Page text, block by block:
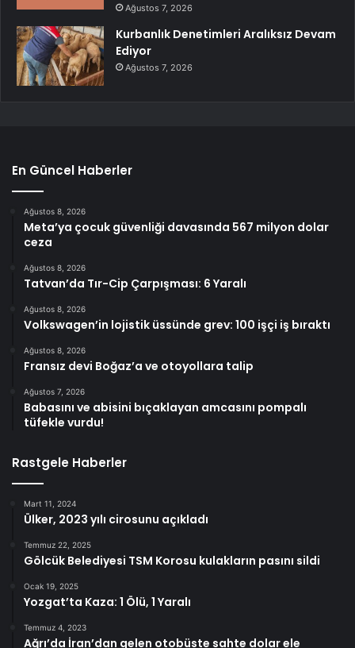
Ağustos 7, 2026
Kurbanlık Denetimleri Aralıksız Devam
Ediyor
Ağustos 7, 2026
En Güncel Haberler
Ağustos 8, 2026
Meta’ya çocuk güvenliği davasında 567 milyon dolar
ceza
Ağustos 8, 2026
Tatvan’da Tır-Cip Çarpışması: 6 Yaralı
Ağustos 8, 2026
Volkswagen’in lojistik üssünde grev: 100 işçi iş bıraktı
Ağustos 8, 2026
Fransız devi Boğaz’a ve otoyollara talip
Ağustos 7, 2026
Babasını ve abisini bıçaklayan amcasını pompalı
tüfekle vurdu!
Rastgele Haberler
Mart 11, 2024
Ülker, 2023 yılı cirosunu açıkladı
Temmuz 22, 2025
Gölcük Belediyesi TSM Korosu kulakların pasını sildi
Ocak 19, 2025
Yozgat’ta Kaza: 1 Ölü, 1 Yaralı
Temmuz 4, 2023
Ağrı’da İran’dan gelen otobüste sahte dolar ele